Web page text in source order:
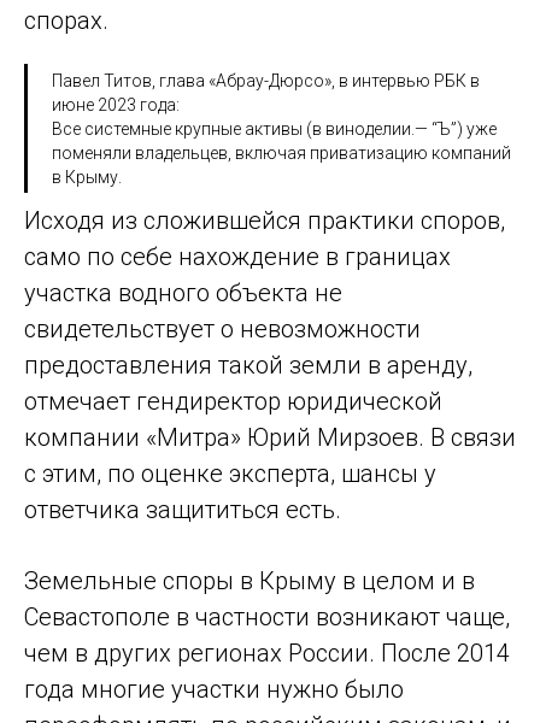
спорах.
Павел Титов, глава «Абрау-Дюрсо», в интервью РБК в
июне 2023 года:
Все системные крупные активы (в виноделии.— “Ъ”) уже
поменяли владельцев, включая приватизацию компаний
в Крыму.
Исходя из сложившейся практики споров,
само по себе нахождение в границах
участка водного объекта не
свидетельствует о невозможности
предоставления такой земли в аренду,
отмечает гендиректор юридической
компании «Митра» Юрий Мирзоев. В связи
с этим, по оценке эксперта, шансы у
ответчика защититься есть.
Земельные споры в Крыму в целом и в
Севастополе в частности возникают чаще,
чем в других регионах России. После 2014
года многие участки нужно было